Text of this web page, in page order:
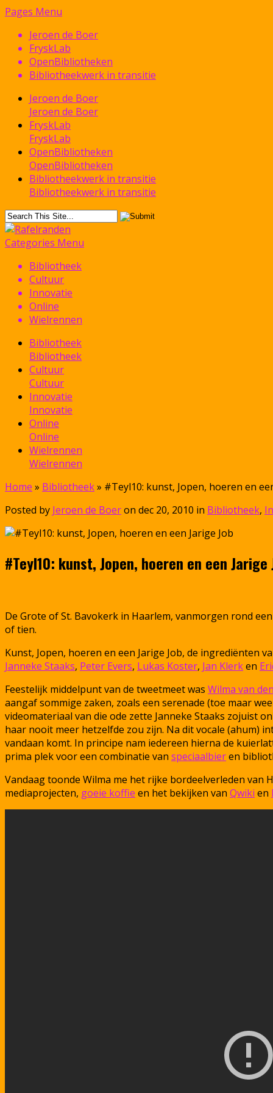
Pages Menu
Jeroen de Boer
FryskLab
OpenBibliotheken
Bibliotheekwerk in transitie
Jeroen de Boer
Jeroen de Boer
FryskLab
FryskLab
OpenBibliotheken
OpenBibliotheken
Bibliotheekwerk in transitie
Bibliotheekwerk in transitie
Categories Menu
Bibliotheek
Cultuur
Innovatie
Online
Wielrennen
Bibliotheek
Bibliotheek
Cultuur
Cultuur
Innovatie
Innovatie
Online
Online
Wielrennen
Wielrennen
Home » Bibliotheek» #Teyl10: kunst, Jopen, hoeren en
Posted by Jeroen de Boeron dec 20, 2010 in Bibliotheek,
#Teyl10: kunst, Jopen, hoeren en een Jarige
De Grote of St. Bavokerk in Haarlem, vanmorgen rond
of tien.
Kunst, Jopen, hoeren en een Jarige Job, de ingrediënten
Janneke Staaks, Peter Evers, Lukas Koster, Jan Klerken
Feestelijk middelpunt van de tweetmeet was Wilma van
aangaf sommige zaken, zoals een serenade (toe maar
videomateriaal van die ode zette Janneke Staaks zojuist
haar nooit meer hetzelfde zou zijn. Na dit vocale (ahum)
vandaan komt. In principe nam iedereen hierna de
prima plek voor een combinatie van speciaalbieren
Vandaag toonde Wilma me het rijke bordeelverleden van
mediaprojecten, goeie koffie en het bekijken van Qwiki en